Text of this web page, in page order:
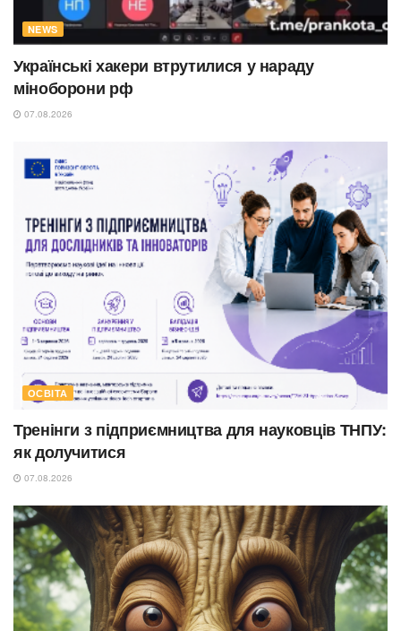
NEWS
Українські хакери втрутилися у нараду
міноборони рф
07.08.2026
ОСВІТА
Тренінги з підприємництва для науковців ТНПУ:
як долучитися
07.08.2026